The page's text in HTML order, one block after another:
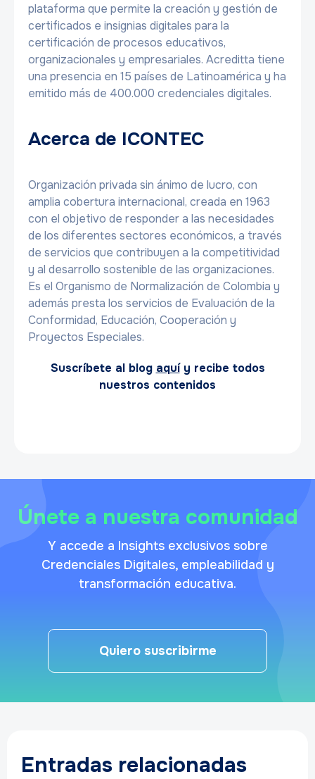
plataforma que permite la creación y gestión de
certificados e insignias digitales para la
certificación de procesos educativos,
organizacionales y empresariales. Acreditta tiene
una presencia en 15 países de Latinoamérica y ha
emitido más de 400.000 credenciales digitales.
Acerca de ICONTEC
Organización privada sin ánimo de lucro, con
amplia cobertura internacional, creada en 1963
con el objetivo de responder a las necesidades
de los diferentes sectores económicos, a través
de servicios que contribuyen a la competitividad
y al desarrollo sostenible de las organizaciones.
Es el Organismo de Normalización de Colombia y
además presta los servicios de Evaluación de la
Conformidad, Educación, Cooperación y
Proyectos Especiales.
Suscríbete al blog aquíy recibe todos
nuestros contenidos
Únete a nuestra comunidad
Y accede a Insights exclusivos sobre
Credenciales Digitales, empleabilidad y
transformación educativa.
Quiero suscribirme
Entradas relacionadas